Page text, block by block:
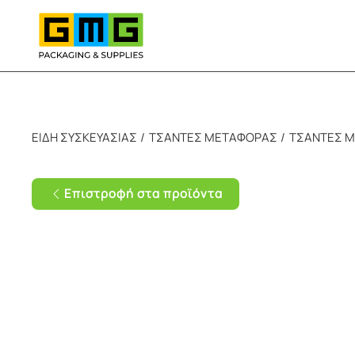
Skip to main content
ΕΙΔΗ ΣΥΣΚΕΥΑΣΙΑΣ ΤΣΑΝΤΕΣ ΜΕΤΑΦΟΡΑΣ ΤΣΑΝΤΕΣ
Επιστροφή στα προϊόντα